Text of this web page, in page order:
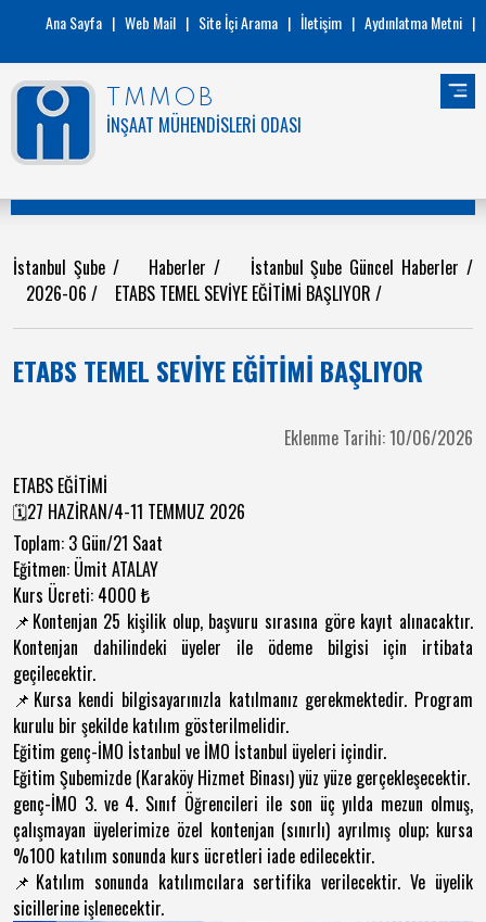
Ana Sayfa | Web Mail | Site İçi Arama | İletişim | Aydınlatma Metni |
TMMOB
İNŞAAT MÜHENDİSLERİ ODASI
İstanbul Şube / Haberler/ İstanbul Şube Güncel Haberler/
2026-06 / ETABS TEMEL SEVİYE EĞİTİMİ BAŞLIYOR /
ETABS TEMEL SEVİYE EĞİTİMİ BAŞLIYOR
Eklenme Tarihi: 10/06/2026
ETABS EĞİTİMİ
🗓️27 HAZİRAN/4-11 TEMMUZ 2026
Toplam: 3 Gün/21 Saat
Eğitmen: Ümit ATALAY
Kurs Ücreti: 4000 ₺
📌Kontenjan 25 kişilik olup, başvuru sırasına göre kayıt alınacaktır.
Kontenjan dahilindeki üyeler ile ödeme bilgisi için irtibata
geçilecektir.
📌Kursa kendi bilgisayarınızla katılmanız gerekmektedir. Program
kurulu bir şekilde katılım gösterilmelidir.
Eğitim genç-İMO İstanbul ve İMO İstanbul üyeleri içindir.
Eğitim Şubemizde (Karaköy Hizmet Binası) yüz yüze gerçekleşecektir.
genç-İMO 3. ve 4. Sınıf Öğrencileri ile son üç yılda mezun olmuş,
çalışmayan üyelerimize özel kontenjan (sınırlı) ayrılmış olup; kursa
%100 katılım sonunda kurs ücretleri iade edilecektir.
📌Katılım sonunda katılımcılara sertifika verilecektir. Ve üyelik
sicillerine işlenecektir.